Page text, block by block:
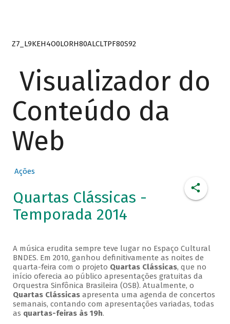
Z7_L9KEH4O0LORH80ALCLTPF80S92
Visualizador do
Conteúdo da
Web
Ações
Quartas Clássicas -
Temporada 2014
A música erudita sempre teve lugar no Espaço Cultural
BNDES. Em 2010, ganhou definitivamente as noites de
quarta-feira com o projeto Quartas Clássicas, que no
início oferecia ao público apresentações gratuitas da
Orquestra Sinfônica Brasileira (OSB). Atualmente, o
Quartas Clássicasapresenta uma agenda de concertos
semanais, contando com apresentações variadas, todas
as quartas-feiras às 19h.